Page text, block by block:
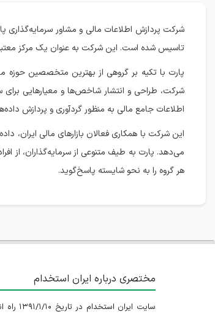
شرکت پردازش اطلاعات مالی و مشاور
تاسیس شده است. این شرکت به عنوان یک مرکز معتبر
پارت با تکیه بر گروهی از بهترین متخصصین حوزه
شرکت، طراحی و انتشار شاخص‌ها و معیارهایی برای
اطلاعات جامع مالی به منظور گردآوری و پردازش
این شرکت با همکاری فعالان بازارهای مالی ایران،
می‌دهد. پارت به طیف متنوعی از سرمایه‌گذاران، از
هر گروه را به نحو شایسته پاسخ‌گوید.
مختصری درباره ایران استخدام
سایت